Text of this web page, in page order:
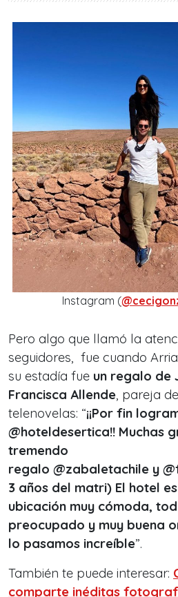
Instagram (
Pero algo que llamó la
seguidores, fue cuando
su estadía fue un regalo de
Francisca Allende, pareja
telenovelas: “¡¡Por fin
@hoteldesertica!! Muchas
tremendo
regalo @zabaletachile y
3 años del matri) El hotel
ubicación muy cómoda,
preocupado y muy buena
lo pasamos increíble”.
También te puede interesar:
comparte inéditas